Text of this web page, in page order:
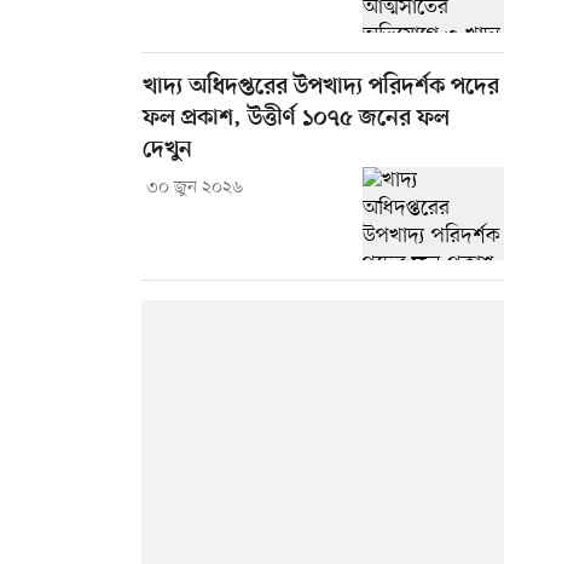
খাদ্য অধিদপ্তরের উপখাদ্য পরিদর্শক পদের
ফল প্রকাশ, উত্তীর্ণ ১০৭৫ জনের ফল
দেখুন
৩০ জুন ২০২৬